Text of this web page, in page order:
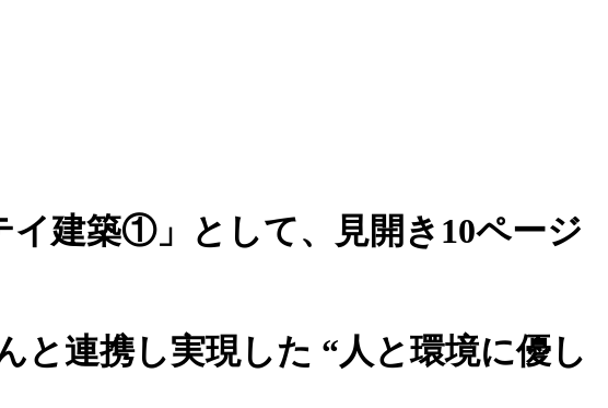
イ建築①」として、見開き10ページ
と連携し実現した “人と環境に優し